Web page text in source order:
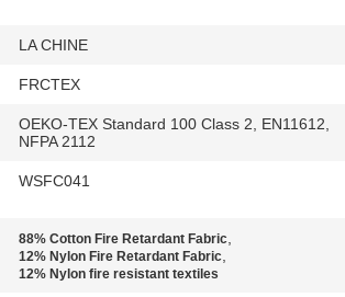
LA CHINE
FRCTEX
OEKO-TEX Standard 100 Class 2, EN11612,
NFPA 2112
WSFC041
88% Cotton Fire Retardant Fabric,
12% Nylon Fire Retardant Fabric,
12% Nylon fire resistant textiles